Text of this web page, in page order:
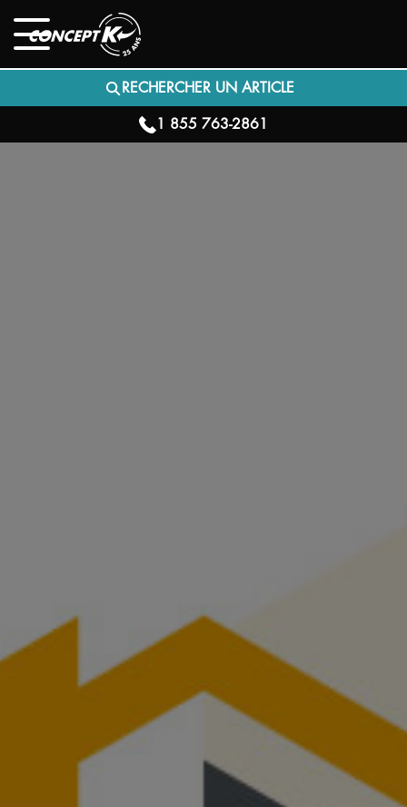
RECHERCHER UN ARTICLE
1 855 763-2861